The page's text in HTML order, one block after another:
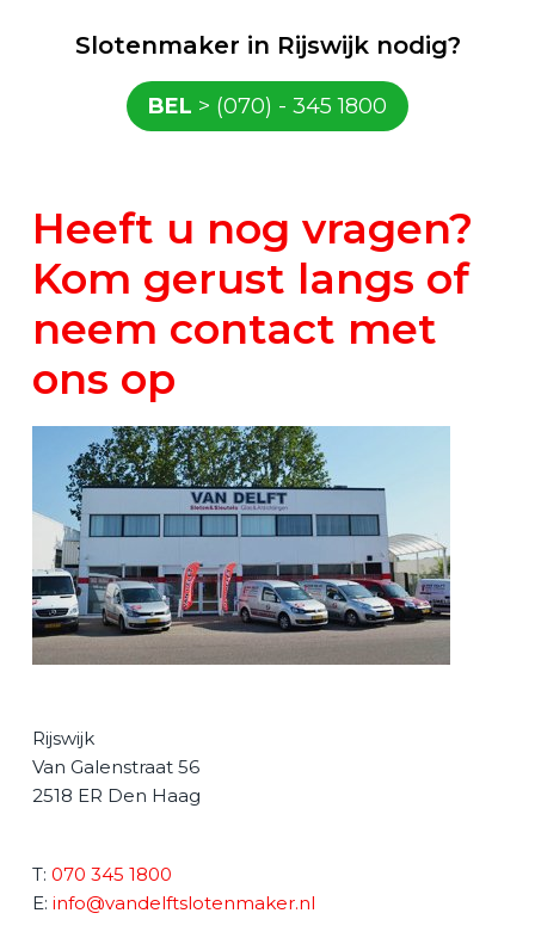
Slotenmaker in Rijswijk nodig?
BEL > (070) - 345 1800
Heeft u nog vragen?
Kom gerust langs of
neem contact met
ons op
Rijswijk
Van Galenstraat 56
2518 ER Den Haag
T: 070 345 1800
E: info@vandelftslotenmaker.nl